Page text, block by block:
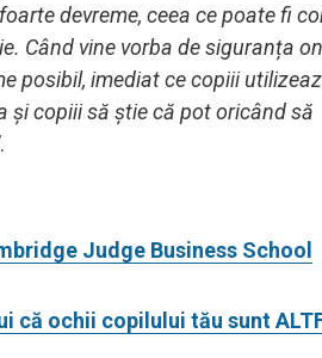
devreme, ceea ce poate fi
Când vine vorba de siguranța
posibil, imediat ce copiii
și copiii să știe că pot oricând să
.
Judge Business School
că ochii copilului tău sunt